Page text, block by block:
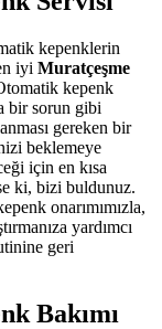
kepenklerin
iyi Muratçeşme
kepenk
bir sorun gibi
gereken bir
beklemeye
için en kısa
ki, bizi buldunuz.
onarımımızla,
yardımcı
geri
Bakımı